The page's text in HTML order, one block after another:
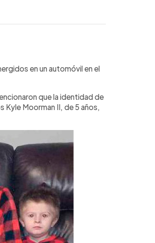
en un automóvil en el
que la identidad de
Kyle Moorman II, de 5 años,